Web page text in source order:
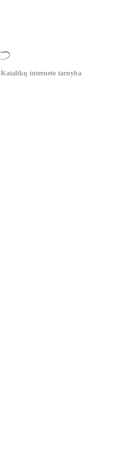
Katalikų interneto tarnyba